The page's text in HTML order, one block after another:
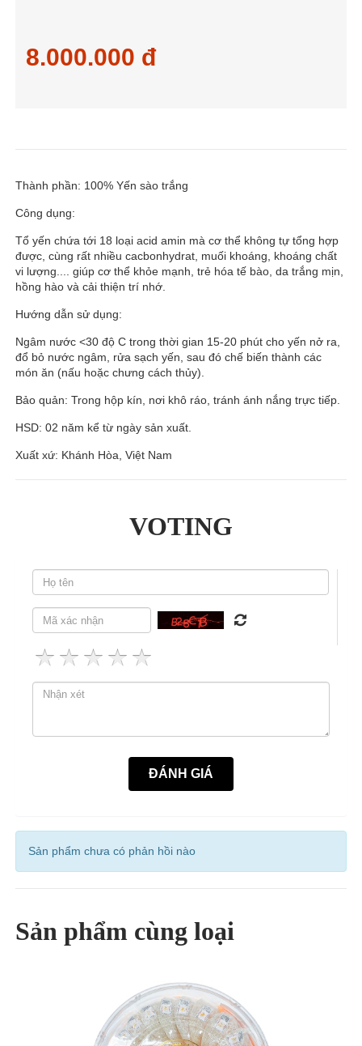
8.000.000 đ
Thành phần: 100% Yến sào trắng
Công dụng:
Tổ yến chứa tới 18 loại acid amin mà cơ thể không tự tổng hợp
được, cùng rất nhiều cacbonhydrat, muối khoáng, khoáng chất
vi lượng.... giúp cơ thể khỏe mạnh, trẻ hóa tế bào, da trắng mịn,
hồng hào và cải thiện trí nhớ.
Hướng dẫn sử dụng:
Ngâm nước <30 độ C trong thời gian 15-20 phút cho yến nở ra,
đổ bỏ nước ngâm, rửa sạch yến, sau đó chế biến thành các
món ăn (nấu hoặc chưng cách thủy).
Bảo quản: Trong hộp kín, nơi khô ráo, tránh ánh nắng trực tiếp.
HSD: 02 năm kể từ ngày sản xuất.
Xuất xứ: Khánh Hòa, Việt Nam
VOTING
Sản phẩm chưa có phản hồi nào
Sản phẩm cùng loại